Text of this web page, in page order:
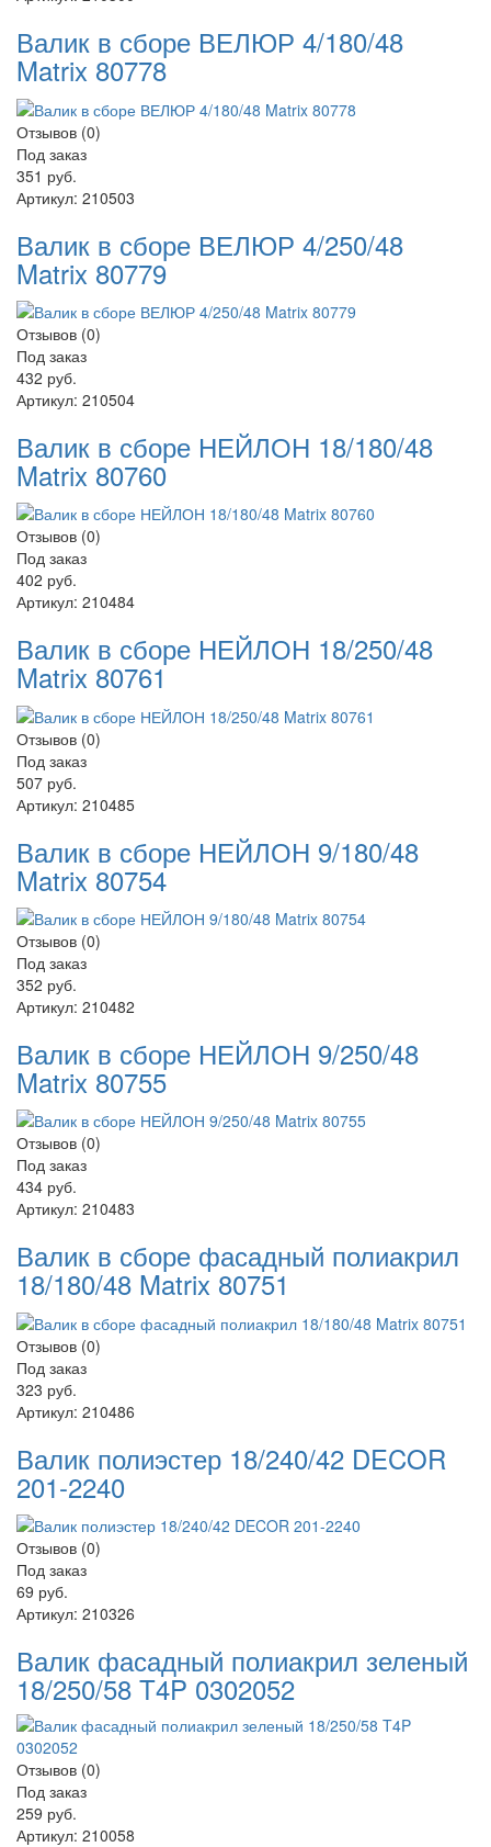
Валик в сборе ВЕЛЮР 4/180/48
Matrix 80778
Отзывов (0)
Под заказ
351 руб.
Артикул: 210503
Валик в сборе ВЕЛЮР 4/250/48
Matrix 80779
Отзывов (0)
Под заказ
432 руб.
Артикул: 210504
Валик в сборе НЕЙЛОН 18/180/48
Matrix 80760
Отзывов (0)
Под заказ
402 руб.
Артикул: 210484
Валик в сборе НЕЙЛОН 18/250/48
Matrix 80761
Отзывов (0)
Под заказ
507 руб.
Артикул: 210485
Валик в сборе НЕЙЛОН 9/180/48
Matrix 80754
Отзывов (0)
Под заказ
352 руб.
Артикул: 210482
Валик в сборе НЕЙЛОН 9/250/48
Matrix 80755
Отзывов (0)
Под заказ
434 руб.
Артикул: 210483
Валик в сборе фасадный полиакрил
18/180/48 Matrix 80751
Отзывов (0)
Под заказ
323 руб.
Артикул: 210486
Валик полиэстер 18/240/42 DECOR
201-2240
Отзывов (0)
Под заказ
69 руб.
Артикул: 210326
Валик фасадный полиакрил зеленый
18/250/58 T4P 0302052
Отзывов (0)
Под заказ
259 руб.
Артикул: 210058